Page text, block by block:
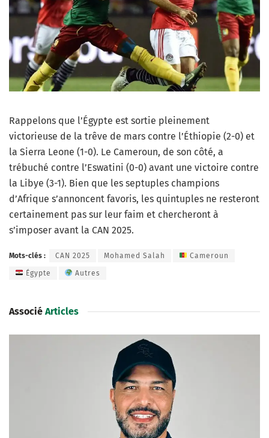
Rappelons que l’Égypte est sortie pleinement
victorieuse de la trêve de mars contre l’Éthiopie (2-0) et
la Sierra Leone (1-0). Le Cameroun, de son côté, a
trébuché contre l’Eswatini (0-0) avant une victoire contre
la Libye (3-1). Bien que les septuples champions
d’Afrique s’annoncent favoris, les quintuples ne resteront
certainement pas sur leur faim et chercheront à
s’imposer avant la CAN 2025.
Mots-clés : CAN 2025 Mohamed Salah Cameroun
Égypte Autres
Associé Articles